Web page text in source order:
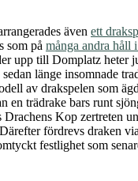
även ett
som på många andra håll
upp till Domplatz heter
länge insomnade
av drakspelen som
en trädrake bars runt
Drachens Kop zertreten
fördrevs draken
festlighet som